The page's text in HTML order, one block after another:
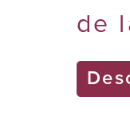
de